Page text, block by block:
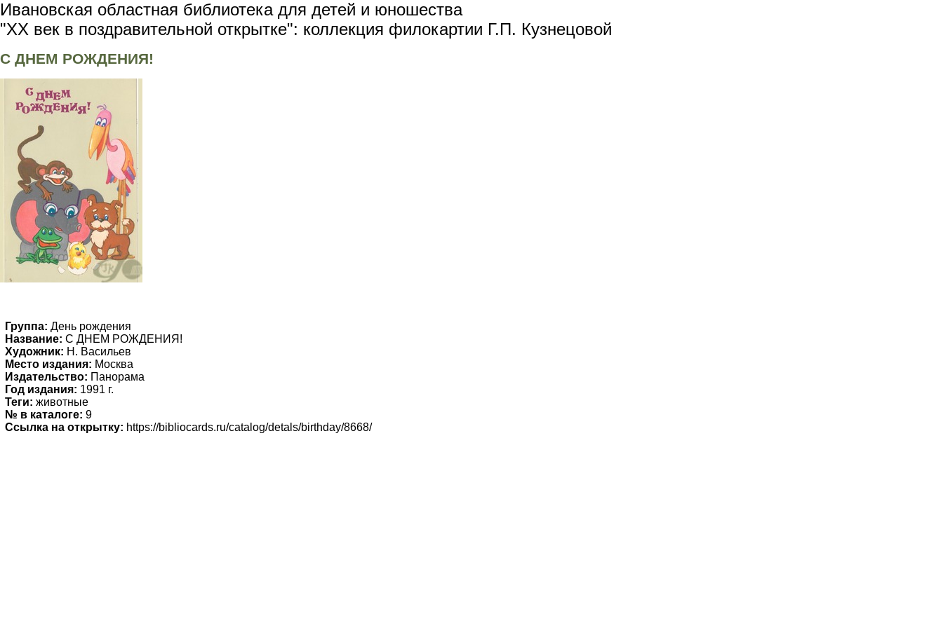
Ивановская областная библиотека для детей и юношества
"XX век в поздравительной открытке": коллекция филокартии Г.П. Кузнецовой
С ДНЕМ РОЖДЕНИЯ!
Группа: День рождения
Название: С ДНЕМ РОЖДЕНИЯ!
Художник: Н. Васильев
Место издания: Москва
Издательство: Панорама
Год издания: 1991 г.
Теги: животные
№ в каталоге: 9
Ссылка на открытку: https://bibliocards.ru/catalog/detals/birthday/8668/